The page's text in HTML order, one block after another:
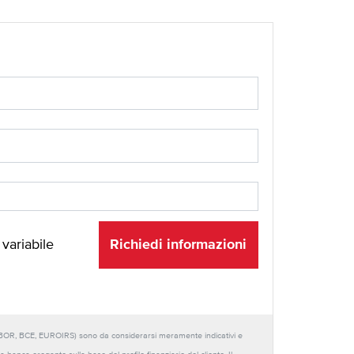
variabile Richiedi informazioni
BCE, EUROIRS) sono da considerarsi meramente indicativi e